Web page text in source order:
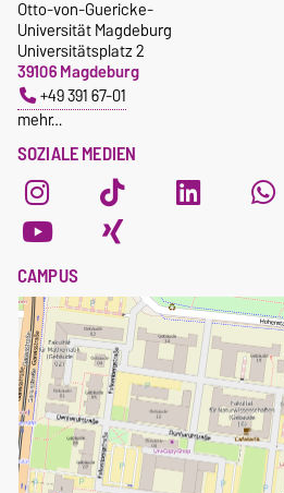
SOZIALE MEDIEN
Otto-von-Guericke-
Universität Magdeburg
Universitätsplatz 2
39106 Magdeburg
+49 391 67-01
mehr…
CAMPUS